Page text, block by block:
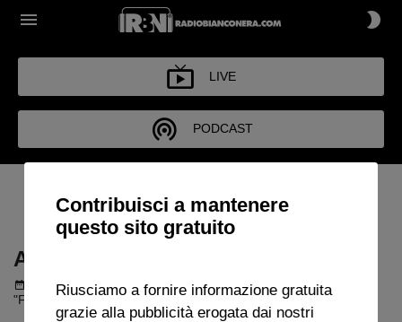
LIVE
PODCAST
ARCHIVIO FUORI DI JUVE
2025
ARCHIVIO FUORI DI JUVE 2025
Podcast del 02 ottobre 2025 1h 35m 1s
"Fuori di Juve" con Quintiliano Giampietro.
Contribuisci a mantenere
questo sito gratuito
Riusciamo a fornire informazione gratuita
grazie alla pubblicità erogata dai nostri